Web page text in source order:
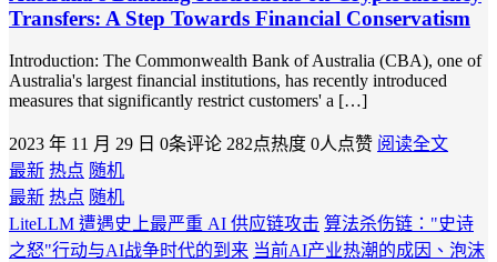
Transfers: A Step Towards Financial Conservatism
Introduction: The Commonwealth Bank of Australia (CBA), one of
Australia's largest financial institutions, has recently introduced
measures that significantly restrict customers' a […]
2023 年 11 月 29 日 0条评论 282点热度 0人点赞 阅读全文
最新 热点 随机
最新 热点 随机
LiteLLM 遭遇史上最严重 AI 供应链攻击 算法杀伤链："史诗
之怒"行动与AI战争时代的到来 当前AI产业热潮的成因、泡沫